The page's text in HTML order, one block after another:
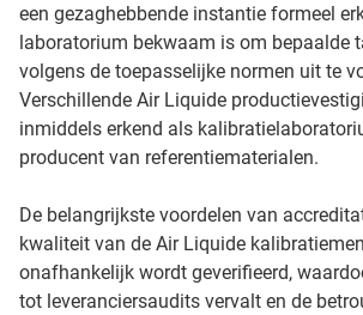
een gezaghebbende instantie formeel
laboratorium bekwaam is om bepaalde
volgens de toepasselijke normen uit te
Verschillende Air Liquide
inmiddels erkend als
producent van referentiematerialen.
De belangrijkste voordelen van
kwaliteit van de Air Liquide
onafhankelijk wordt geverifieerd,
tot leveranciersaudits vervalt en de